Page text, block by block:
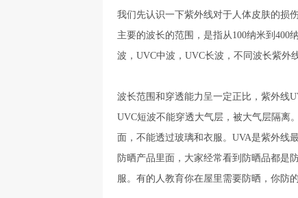
我们先认识一下紫外线对于人体皮肤的损
主要的波长的范围，是指从100纳米到400
波，UVC中波，UVC长波，不同波长紫外
波长范围和穿透能力呈一定正比，紫外线
UVC短波不能穿透大气层，被大气层隔离
面，不能透过玻璃和衣服。UVA是紫外线
防晒产品里面，大家经常看到防晒品都是
服。有的人教育你在屋里需要防晒，你防的